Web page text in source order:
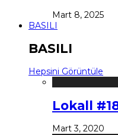
Mart 8, 2025
BASILI
BASILI
Hepsini Görüntüle
Lokall
Mart 3, 2020